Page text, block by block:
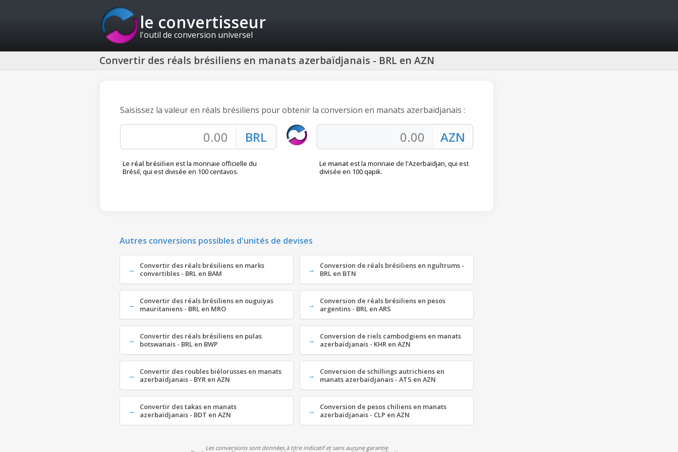
le convertisseur
l'outil de conversion universel
Convertir des réals brésiliens en manats azerbaïdjanais - BRL en AZN
Saisissez la valeur en réals brésiliens pour obtenir la conversion en manats azerbaïdjanais :
Le réal brésilien est la monnaie officielle du
Brésil, qui est divisée en 100 centavos.
Le manatest la monnaie de l'Azerbaïdjan, qui est
divisée en 100 qəpik.
Autres conversions possibles d'unités de devises
Convertir des réals brésiliens en marks
convertibles - BRL en BAM
Conversion de réals brésiliens en ngultrums -
BRL en BTN
Convertir des réals brésiliens en ouguiyas
mauritaniens - BRL en MRO
Conversion de réals brésiliens en pesos
argentins - BRL en ARS
Convertir des réals brésiliens en pulas
botswanais - BRL en BWP
Conversion de riels cambodgiens en manats
azerbaïdjanais - KHR en AZN
Convertir des roubles biélorusses en manats
azerbaïdjanais - BYR en AZN
Conversion de schillings autrichiens en
manats azerbaïdjanais - ATS en AZN
Convertir des takas en manats
azerbaïdjanais - BDT en AZN
Conversion de pesos chiliens en manats
azerbaïdjanais - CLP en AZN
Les conversions sont données à titre indicatif et sans aucune garantie